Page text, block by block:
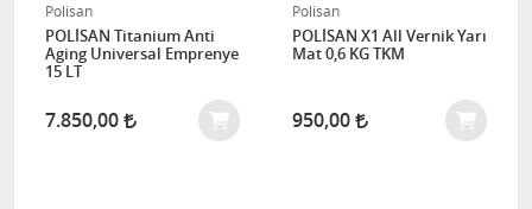
Polisan
POLİSAN Titanium Anti
Aging Universal Emprenye
15 LT
7.850,00
Polisan
POLİSAN X1 All Vernik Yarı
Mat 0,6 KG TKM
950,00